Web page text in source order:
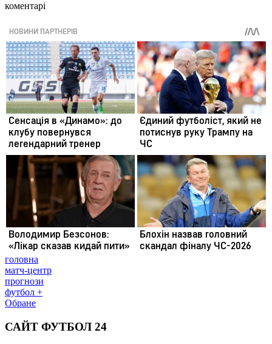
коментарі
головна
матч-центр
прогнози
футбол +
Обране
САЙТ ФУТБОЛ 24